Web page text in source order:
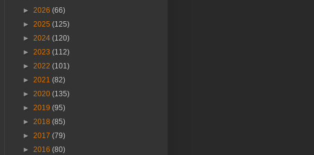
► 2026 (66)
► 2025 (125)
► 2024 (120)
► 2023 (112)
► 2022 (101)
► 2021 (82)
► 2020 (135)
► 2019 (95)
► 2018 (85)
► 2017 (79)
► 2016 (80)